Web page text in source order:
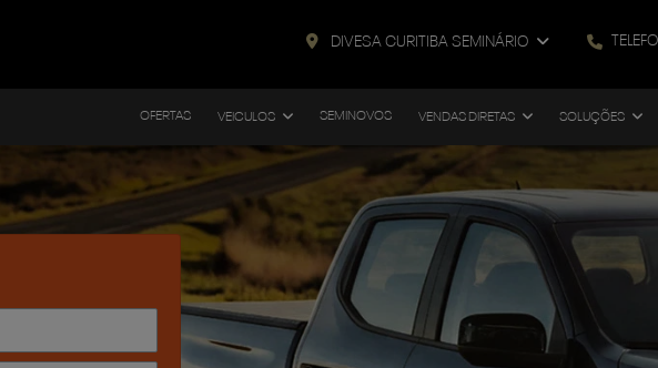
DIVESA CURITIBA SEMINÁRIO
OFERTAS VEICULOS SEMINOVOS VENDAS DIRETAS SOLUÇÕES